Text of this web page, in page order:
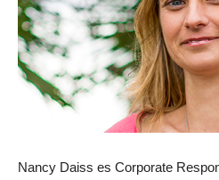
Nancy Daiss es Corporate